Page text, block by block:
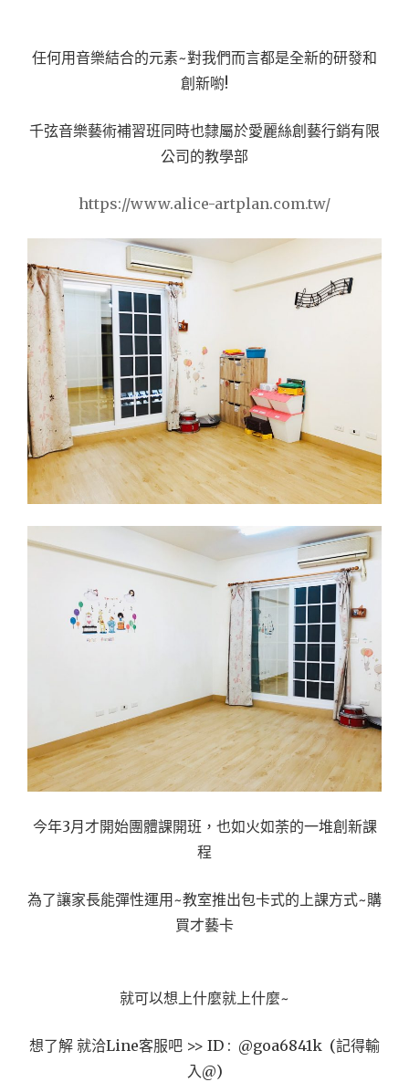
任何用音樂結合的元素~對我們而言都是全新的研發和
創新喲!
千弦音樂藝術補習班同時也隸屬於愛麗絲創藝行銷有限
公司的教學部
https://www.alice-artplan.com.tw/
今年3月才開始團體課開班，也如火如荼的一堆創新課
程
為了讓家長能彈性運用~教室推出包卡式的上課方式~購
買才藝卡
就可以想上什麼就上什麼~
想了解 就洽Line客服吧 >> ID : @goa6841k (記得輸
入@)